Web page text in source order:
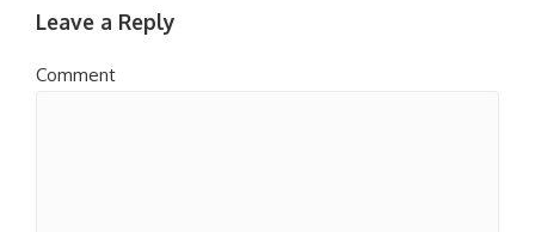
Leave a Reply
Comment